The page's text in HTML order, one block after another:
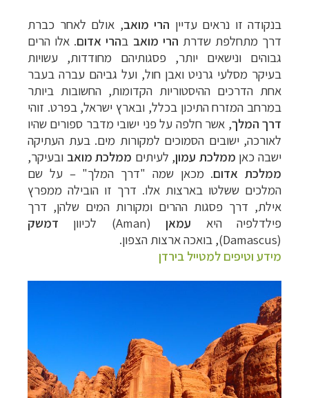
בנקודה זו נראים עדיין הרי מואב, אולם לאחר כברת
דרך מתחלפת שדרת הרי מואב בהרי אדום. אלו הרים
גבוהים ונישאים יותר, פסגותיהם מחודדות, עשויות
בעיקר מסלעי גרניט ואבן חול, ועל גביהם עברה בעבר
אחת הדרכים ההיסטוריות הקדומות, החשובות ביותר
במרחב המזרח התיכון בכלל, ובארץ ישראל, בפרט. זוהי
דרך המלך, אשר חלפה על פני ישובי מדבר ספורים שהיו
לאורכה, ישובים הסמוכים למקורות מים. בעת העתיקה
ישבה כאן ממלכת עמון, לעיתים ממלכת מואב ובעיקר,
ממלכת אדום. מכאן שמה "דרך המלך"– על שם
המלכים ששלטו בארצות אלו. דרך זו הובילה ממפרץ
אילת, דרך פסגות ההרים ומקורות המים שלהן, דרך
פילדלפיה היא עמאן(Aman) לכיוון
דמשק
(
Damascus),
בואכה ארצות הצפון.
מידע וטיפים למטייל בירדן